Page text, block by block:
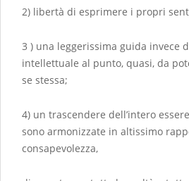
2) libertà di esprimere i propri
3 ) una leggerissima guida invece
intellettuale al punto, quasi, da
se stessa;
4) un trascendere dell’intero
sono armonizzate in altissimo
consapevolezza,